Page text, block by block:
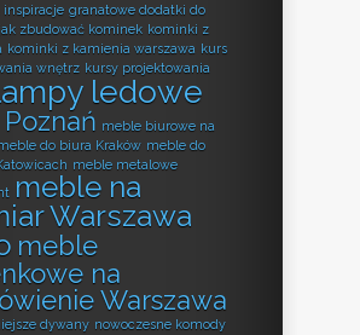
inspiracje granatowe dodatki do
jak zbudować kominek kominki z
kominki z kamienia warszawa kurs
wnętrz kursy projektowania
ledowe
meble biurowe na
do biura Kraków meble do
meble metalowe
meble na
Warszawa
meble
na
Warszawa
dywany nowoczesne komody